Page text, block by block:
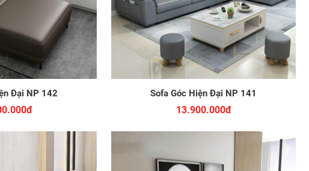
Đại NP 142 Sofa Góc Hiện Đại NP 141
13.900.000đ